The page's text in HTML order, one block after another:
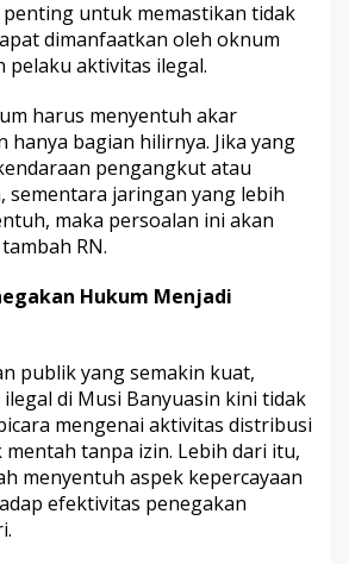
untuk memastikan tidak
dimanfaatkan oleh oknum
pelaku aktivitas ilegal.
harus menyentuh akar
hanya bagian hilirnya. Jika yang
pengangkut atau
sementara jaringan yang lebih
maka persoalan ini akan
RN.
Hukum Menjadi
publik yang semakin kuat,
di Musi Banyuasin kini tidak
mengenai aktivitas distribusi
mentah tanpa izin. Lebih dari itu,
menyentuh aspek kepercayaan
efektivitas penegakan